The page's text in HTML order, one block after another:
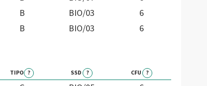
B BIO/03
6
B BIO/03 6
TIPO ? SSD ? CFU ?